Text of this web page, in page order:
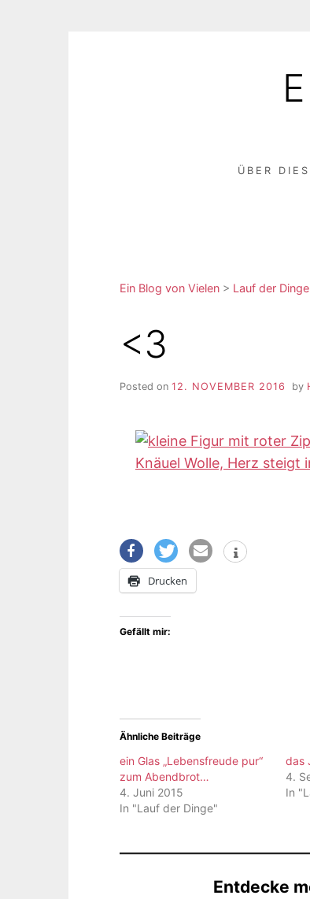
ÜBER
Ein Blog von Vielen > Lauf der Dinge
<3
Posted on 12. NOVEMBER 2016 by
Drucken
Gefällt mir:
Ähnliche Beiträge
ein Glas „Lebensfreude pur“
zum Abendbrot…
4. Juni 2015
In "Lauf der Dinge"
das
4.
In
Entdecke